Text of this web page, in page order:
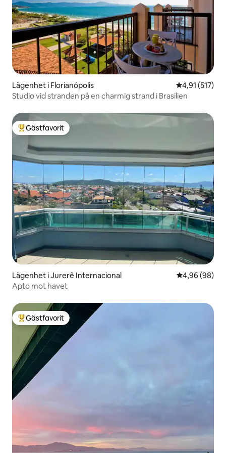
Lägenhet i Florianópolis 4,91 av 5 i
4,91 (517)
Studio vid stranden på en charmig strand i Brasilien
Populär gästfavorit
Gästfavorit
Lägenhet i Jurerê Internacional 4,96 av 5 i
4,96 (98)
Apto mot havet
Populär gästfavorit
Gästfavorit